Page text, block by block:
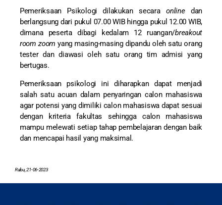
Pemeriksaan Psikologi dilakukan secaraonlinedan
berlangsung dari pukul 07.00 WIB hingga pukul 12.00 WIB,
dimana peserta dibagi kedalam 12 ruangan/breakout
room zoom yang masing-masing dipandu oleh satu orang
tester dan diawasi oleh satu orang tim admisi yang
bertugas.
Pemeriksaan psikologi ini diharapkan dapat menjadi
salah satu acuan dalam penyaringan calon mahasiswa
agar potensi yang dimiliki calon mahasiswa dapat sesuai
dengan kriteria fakultas sehingga calon mahasiswa
mampu melewati setiap tahap pembelajaran dengan baik
dan mencapai hasil yang maksimal.
Rabu, 21-06-2023